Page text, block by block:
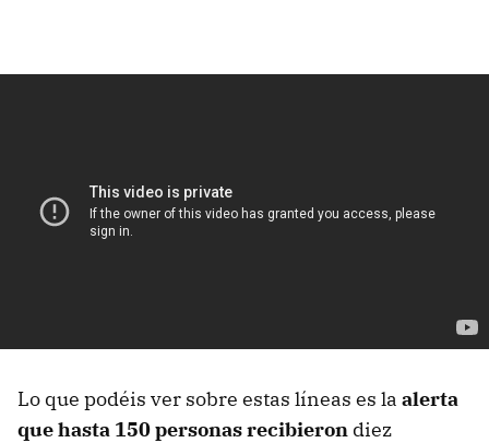
Lo que podéis ver sobre estas líneas es la alerta
que hasta 150 personas recibieron diez